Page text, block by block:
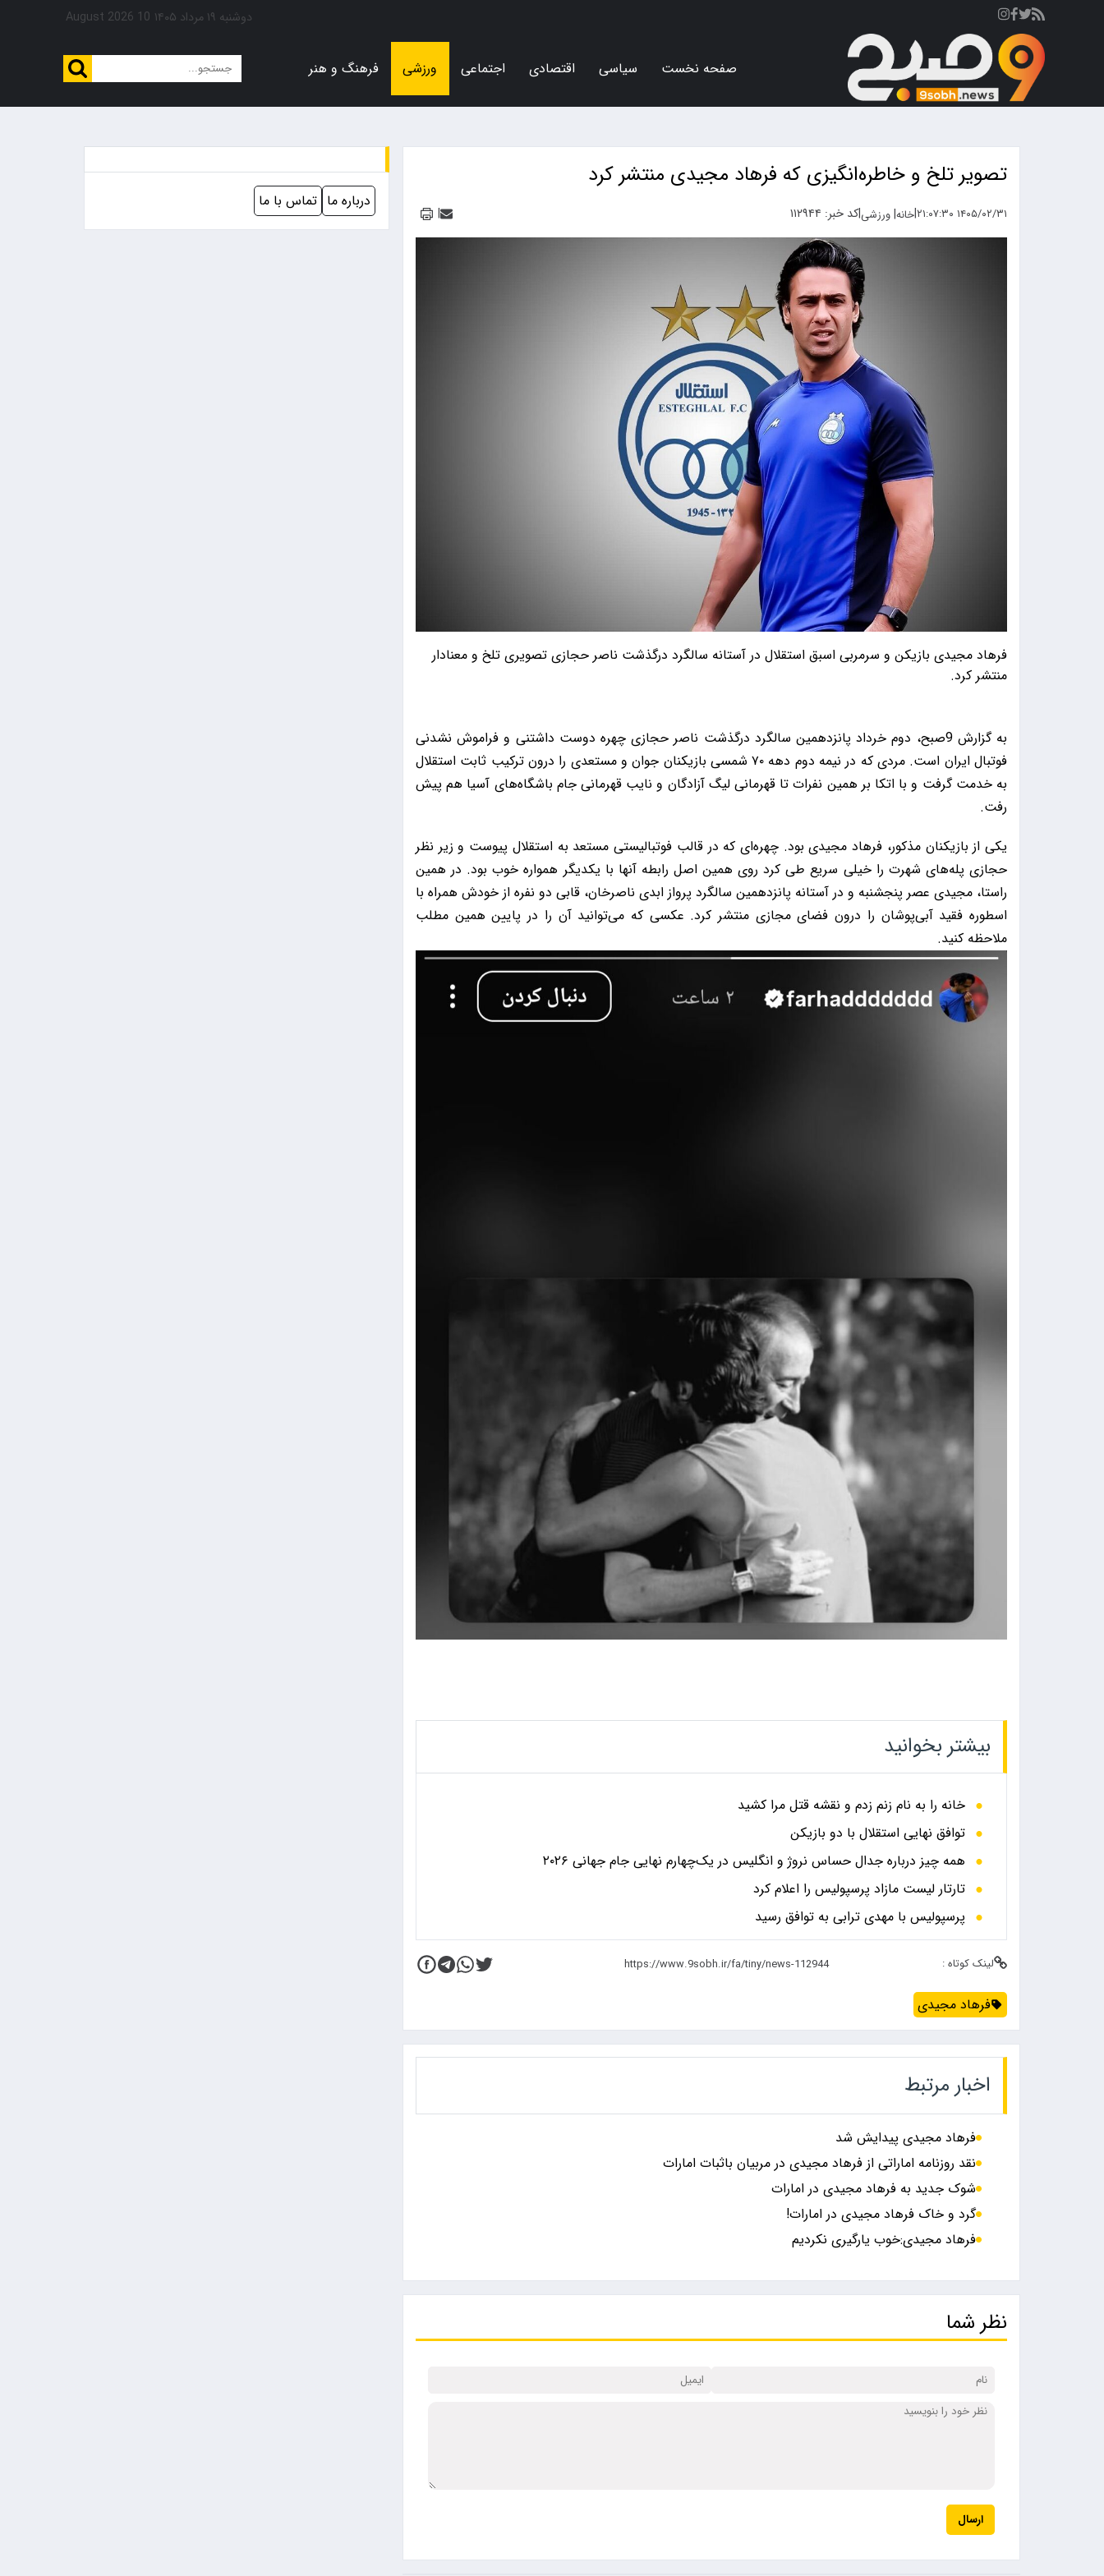
دوشنبه ۱۹ مرداد ۱۴۰۵ 10 August 2026
صفحه نخست سیاسی اقتصادی اجتماعی ورزشی فرهنگ و هنر
تصویر تلخ و خاطره‌انگیزی که فرهاد مجیدی منتشر کرد
۱۴۰۵/۰۲/۳۱ ۲۱:۰۷:۳۰ |خانه|ورزشی|کد خبر: ۱۱۲۹۴۴ |
فرهاد مجیدی بازیکن و سرمربی اسبق استقلال در آستانه سالگرد درگذشت ناصر حجازی تصویری تلخ و معنادار
منتشر کرد.
به گزارش 9صبح، دوم خرداد پانزدهمین سالگرد درگذشت ناصر حجازی چهره دوست داشتنی و فراموش نشدنی
فوتبال ایران است. مردی که در نیمه دوم دهه ۷۰ شمسی بازیکنان جوان و مستعدی را درون ترکیب ثابت استقلال
به خدمت گرفت و با اتکا بر همین نفرات تا قهرمانی لیگ آزادگان و نایب قهرمانی جام باشگاه‌های آسیا هم پیش
رفت.
یکی از بازیکنان مذکور، فرهاد مجیدی بود. چهره‌ای که در قالب فوتبالیستی مستعد به استقلال پیوست و زیر نظر
حجازی پله‌های شهرت را خیلی سریع طی کرد روی همین اصل رابطه آنها با یکدیگر همواره خوب بود. در همین
راستا، مجیدی عصر پنجشنبه و در آستانه پانزدهمین سالگرد پرواز ابدی ناصرخان، قابی دو نفره از خودش همراه با
اسطوره فقید آبی‌پوشان را درون فضای مجازی منتشر کرد. عکسی که می‌توانید آن را در پایین همین مطلب
ملاحظه کنید.
بیشتر بخوانید
خانه را به نام زنم زدم و نقشه قتل مرا کشید
توافق نهایی استقلال با دو بازیکن
همه چیز درباره جدال حساس نروژ و انگلیس در یک‌چهارم نهایی جام جهانی ۲۰۲۶
تارتار لیست مازاد پرسپولیس را اعلام کرد
پرسپولیس با مهدی ترابی به توافق رسید
لینک کوتاه :
فرهاد مجیدی
اخبار مرتبط
فرهاد مجیدی پیدایش شد
نقد روزنامه اماراتی از فرهاد مجیدی در مربیان باثبات امارات
شوک جدید به فرهاد مجیدی در امارات
گرد و خاک فرهاد مجیدی در امارات!
فرهاد مجیدی:خوب یارگیری نکردیم
نظر شما
ارسال
درباره ما تماس با ما